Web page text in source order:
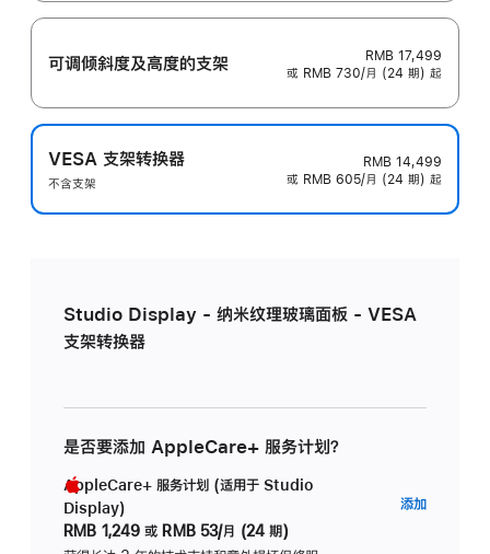
可调倾斜度及高‍度的支‍架
RMB 17,499
或 RMB 730/月 (24 期) 起
VESA 支架转换器
不含支架
RMB 14,499
或 RMB 605/月 (24 期) 起
Studio Display - 纳米纹理玻璃面板 - VESA
支架转换器
是否要添加 AppleCare+ 服务计划？
AppleCare+ 服务计划 (适用于 Studio
Display)
RMB 1,249 或 RMB 53/月 (24 期)
添加